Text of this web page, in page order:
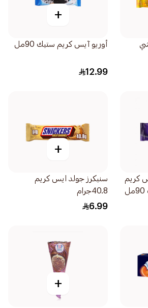
+
أوريو آيس كريم ستيك 90مل
12.99
كريم
+
سنيكرز جولد ايس كريم
40.8جرام
6.99
+